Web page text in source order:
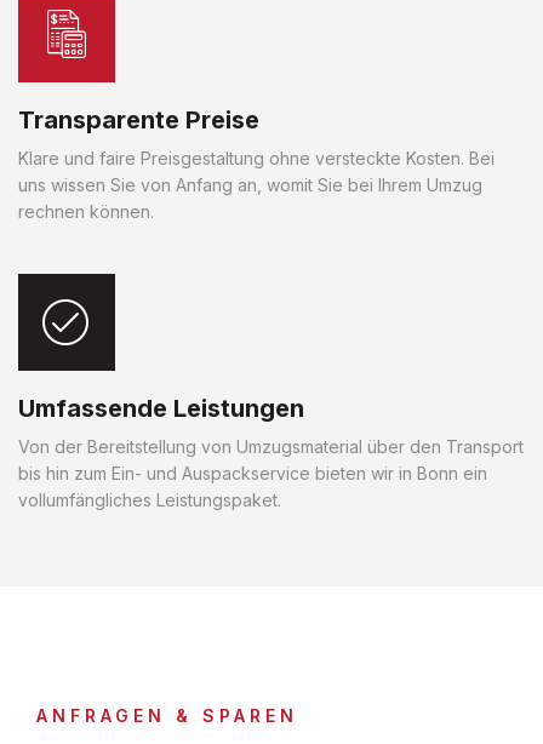
Transparente Preise
Klare und faire Preisgestaltung ohne versteckte Kosten. Bei
uns wissen Sie von Anfang an, womit Sie bei Ihrem Umzug
rechnen können.
Umfassende Leistungen
Von der Bereitstellung von Umzugsmaterial über den Transport
bis hin zum Ein- und Auspackservice bieten wir in Bonn ein
vollumfängliches Leistungspaket.
ANFRAGEN & SPAREN